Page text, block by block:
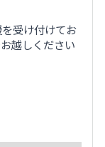
受け付けてお
越しください